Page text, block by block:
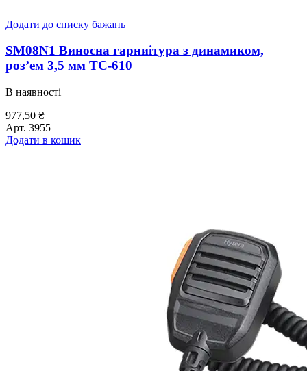
Додати до списку бажань
SM08N1 Виносна гарниітура з динамиком,
роз’ем 3,5 мм TC-610
В наявності
977,50 ₴
Арт. 3955
Додати в кошик